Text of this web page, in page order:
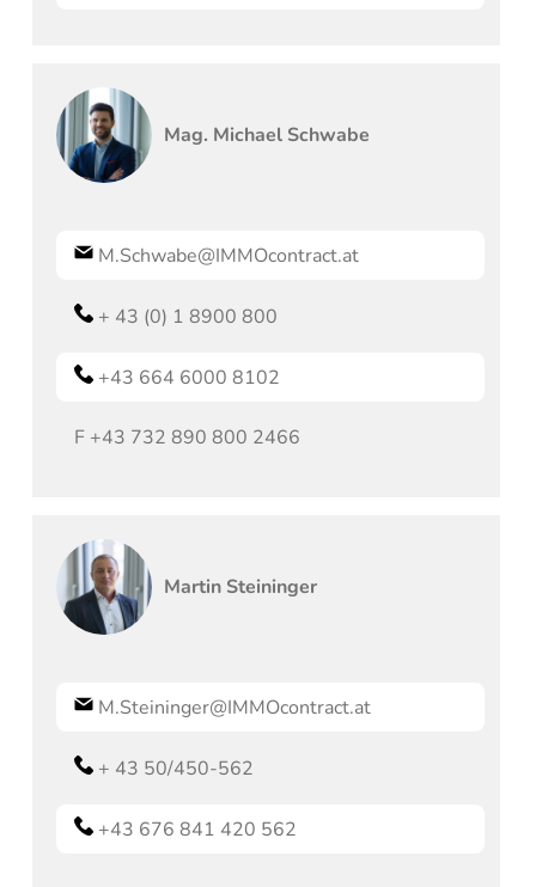
Mag. Michael Schwabe
M.Schwabe@IMMOcontract.at
+ 43 (0) 1 8900 800
+43 664 6000 8102
F +43 732 890 800 2466
Martin Steininger
M.Steininger@IMMOcontract.at
+ 43 50/450-562
+43 676 841 420 562